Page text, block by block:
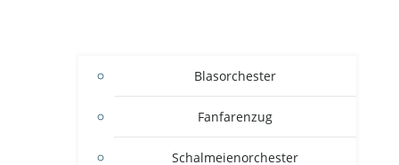
Blasorchester
Fanfarenzug
Schalmeienorchester